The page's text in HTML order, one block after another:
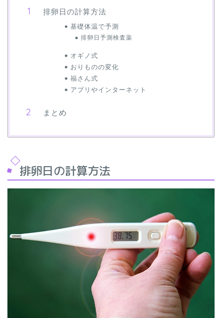
排卵日の計算方法
基礎体温で予測
排卵日予測検査薬
オギノ式
おりものの変化
福さん式
アプリやインターネット
まとめ
排卵日の計算方法